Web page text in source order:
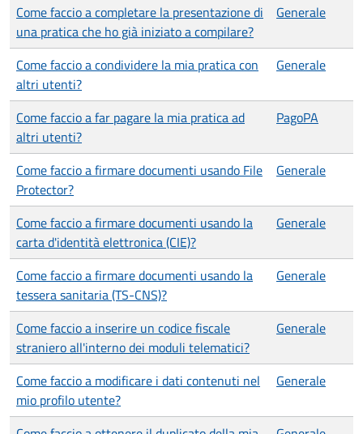
Come faccio a completare la presentazione di
una pratica che ho già iniziato a compilare?
Generale
Come faccio a condividere la mia pratica con
altri utenti?
Generale
Come faccio a far pagare la mia pratica ad
altri utenti?
PagoPA
Come faccio a firmare documenti usando File
Protector?
Generale
Come faccio a firmare documenti usando la
carta d'identità elettronica (CIE)?
Generale
Come faccio a firmare documenti usando la
tessera sanitaria (TS-CNS)?
Generale
Come faccio a inserire un codice fiscale
straniero all'interno dei moduli telematici?
Generale
Come faccio a modificare i dati contenuti nel
mio profilo utente?
Generale